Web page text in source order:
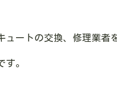
ートの交換、修理業者
。